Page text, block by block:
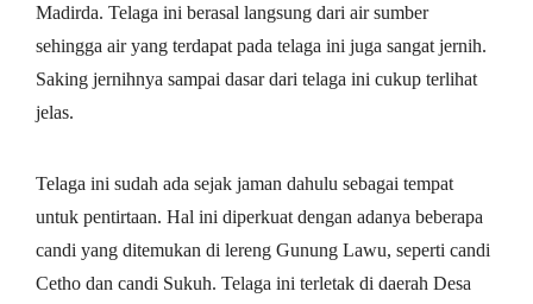
Madirda. Telaga ini berasal langsung dari air sumber
sehingga air yang terdapat pada telaga ini juga sangat jernih.
Saking jernihnya sampai dasar dari telaga ini cukup terlihat
jelas.
Telaga ini sudah ada sejak jaman dahulu sebagai tempat
untuk pentirtaan. Hal ini diperkuat dengan adanya beberapa
candi yang ditemukan di lereng Gunung Lawu, seperti candi
Cetho dan candi Sukuh. Telaga ini terletak di daerah Desa